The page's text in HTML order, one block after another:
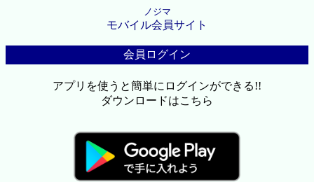
ノジマ
モバイル会員サイト
会員ログイン
アプリを使うと簡単にログインができる!!
ダウンロードはこちら